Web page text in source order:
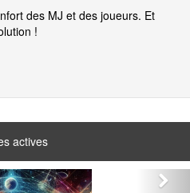
des MJ et des joueurs. Et
!
actives